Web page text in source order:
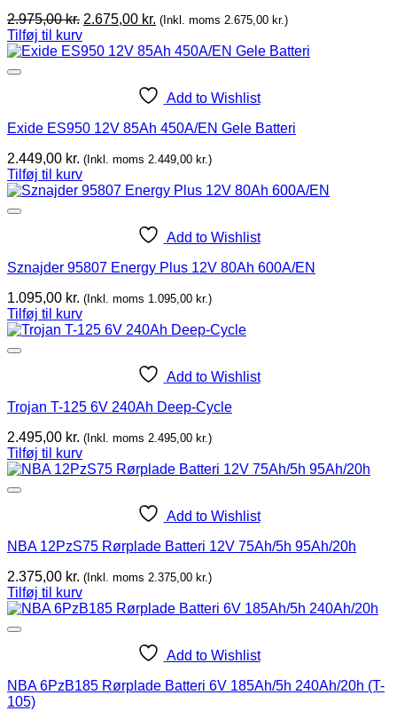
2.975,00kr. Original
was:
2.675,00 kr. Current
is:
(Inkl. moms 2.675,00 kr.)
Tilføj til kurv
Add to Wishlist
Exide ES950 12V 85Ah 450A/EN Gele Batteri
2.449,00 kr. (Inkl. moms 2.449,00 kr.)
Tilføj til kurv
Add to Wishlist
Sznajder 95807 Energy Plus 12V 80Ah 600A/EN
1.095,00 kr. (Inkl. moms 1.095,00 kr.)
Tilføj til kurv
Add to Wishlist
Trojan T-125 6V 240Ah Deep-Cycle
2.495,00 kr. (Inkl. moms 2.495,00 kr.)
Tilføj til kurv
Add to Wishlist
NBA 12PzS75 Rørplade Batteri 12V 75Ah/5h 95Ah/20h
2.375,00 kr. (Inkl. moms 2.375,00 kr.)
Tilføj til kurv
Add to Wishlist
NBA 6PzB185 Rørplade Batteri 6V 185Ah/5h 240Ah/20h (T-
105)